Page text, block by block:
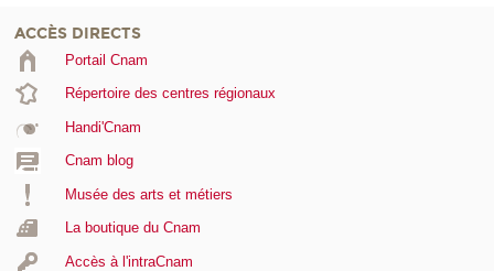
ACCÈS DIRECTS
Portail Cnam
Répertoire des centres régionaux
Handi'Cnam
Cnam blog
Musée des arts et métiers
La boutique du Cnam
Accès à l'intraCnam